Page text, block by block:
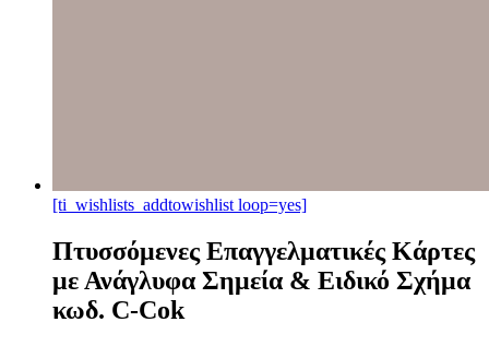
[ti_wishlists_addtowishlist loop=yes]
Πτυσσόμενες Επαγγελματικές Κάρτες
με Ανάγλυφα Σημεία & Ειδικό Σχήμα
κωδ. C-Cok